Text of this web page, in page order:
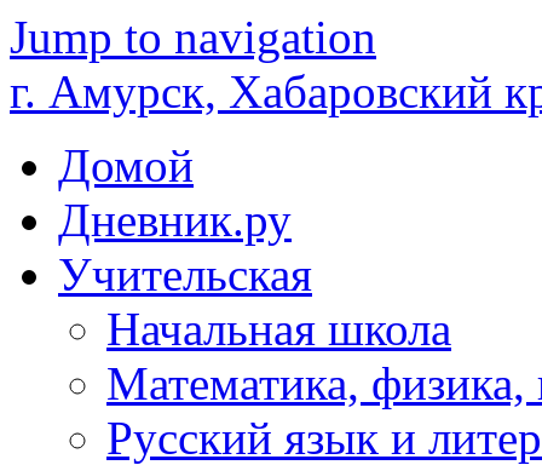
Jump to navigation
г. Амурск, Хабаровский
Домой
Дневник.ру
Учительская
Начальная школа
Математика,
Русский язык и